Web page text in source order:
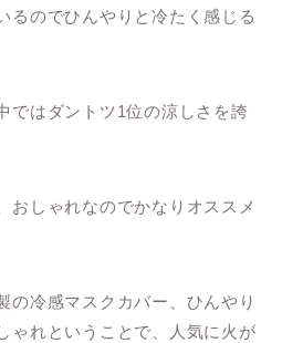
るのでひんやりと冷たく感じる
ではダントツ1位の涼しさを誇
おしゃれなのでかなりオススメ
の冷感マスクカバー、ひんやり
ゃれということで、人気に火が